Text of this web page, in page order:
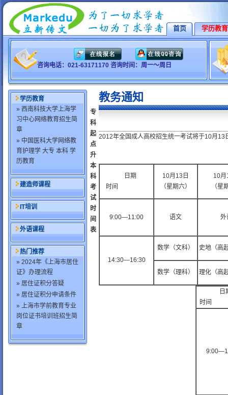
首页 学历教育
咨询电话：021-63171170 咨询时间：周一～周日
学历教育
» 西南科技大学上海学
习中心网络教育招生简
章
» 中国医科大学网络教
育护理学 大专 本科 学
历教育
建造师课程
IT培训
外语课程
热门推荐
» 2024年《上海市居住
证》办理流程
» 居住证积分答疑
» 居住证积分申请条件
» 上海市学前教育专业
岗位证书培训班招生简
章
教务通知
2012年全国成人高校招生统一考试将于10月
日期
时间
10月13日
（星期六）
10月
（星
9:00—11:00 语文 外
14:30—16:30
数学（文科） 史地（高
数学（理科） 理化（高
专
科
起
点
升
本
科
考
试
时
间
表
日
时间